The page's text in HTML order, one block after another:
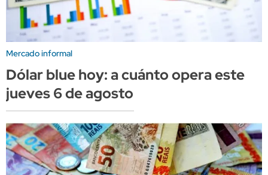
Mercado informal
Dólar blue hoy: a cuánto opera este
jueves 6 de agosto